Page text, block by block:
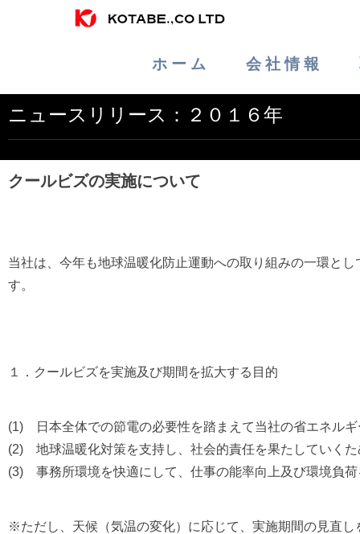
ホ ー ム 会 社 情 報
ニュースリリース：２０１６年
クールビズの実施について
当社は、今年も地球温暖化防止運動への取り組みの一環と
す。
１．クールビズを実施及び期間を拡大する目的
(1) 日本全体での節電の必要性を踏まえて当社の省エネル
(2) 地球温暖化対策を支持し、社会的責任を果たしていくた
(3) 事務所環境を快適にして、仕事の能率向上及び環境負
※ただし、天候（気温の変化）に応じて、実施期間の見直し